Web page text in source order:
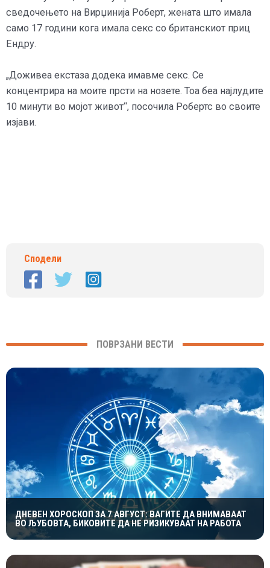
сведочењето на Вирџинија Роберт, жената што имала
само 17 години кога имала секс со британскиот приц
Ендру.
„Доживеа екстаза додека имавме секс. Се
концентрира на моите прсти на нозете. Тоа беа најлудите
10 минути во мојот живот“, посочила Робертс во своите
изјави.
Сподели
ПОВРЗАНИ ВЕСТИ
ДНЕВЕН ХОРОСКОП ЗА 7 АВГУСТ: ВАГИТЕ ДА ВНИМАВААТ
ВО ЉУБОВТА, БИКОВИТЕ ДА НЕ РИЗИКУВААТ НА РАБОТА